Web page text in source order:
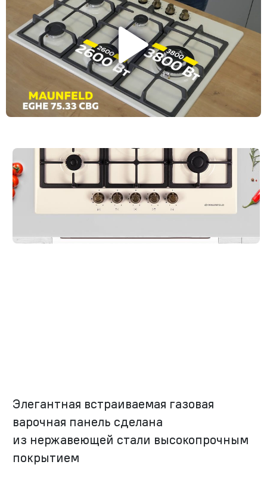
Элегантная встраиваемая газовая
варочная панель сделана
из нержавеющей стали высокопрочным
покрытием